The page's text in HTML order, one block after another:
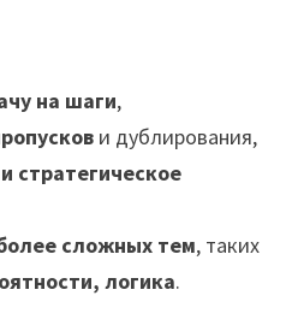
на шаги,
и дублирования,
стратегическое
сложных тем, таких
логика.